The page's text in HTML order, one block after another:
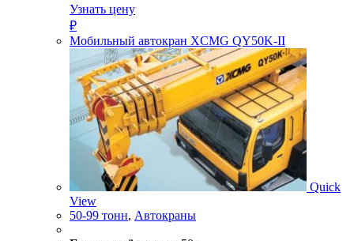
Узнать цену
₽
Мобильный автокран XCMG QY50K-II
Quick
View
50-99 тонн, Автокраны